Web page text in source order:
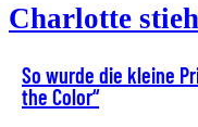
Charlotte
So wurde die kleine
the Color“